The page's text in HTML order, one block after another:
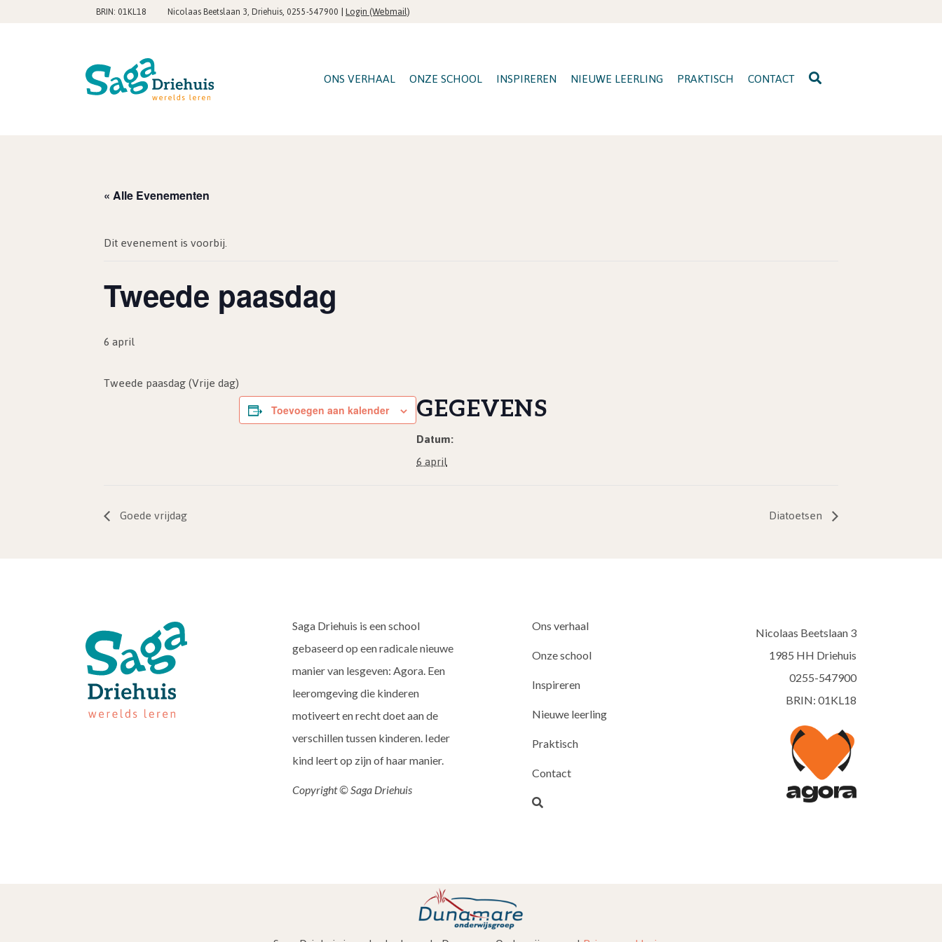
BRIN: 01KL18 Nicolaas Beetslaan 3, Driehuis, 0255-547900 |Login (Webmail)
ONS VERHAAL ONZE SCHOOL INSPIREREN NIEUWE LEERLING PRAKTISCH CONTACT
« Alle Evenementen
Dit evenement is voorbij.
Tweede paasdag
6 april
Tweede paasdag (Vrije dag)
Toevoegen aan kalender GEGEVENS
Datum:
6 april
Goede vrijdag Diatoetsen
Saga Driehuis is een school
gebaseerd op een radicale nieuwe
manier van lesgeven: Agora. Een
leeromgeving die kinderen
motiveert en recht doet aan de
verschillen tussen kinderen. Ieder
kind leert op zijn of haar manier.
Copyright © Saga Driehuis
Ons verhaal
Onze school
Inspireren
Nieuwe leerling
Praktisch
Contact
Nicolaas Beetslaan 3
1985 HH Driehuis
0255-547900
BRIN: 01KL18